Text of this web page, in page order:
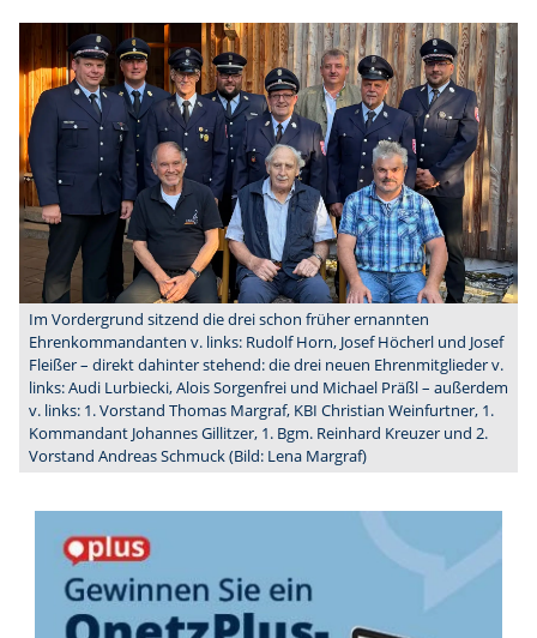
Im Vordergrund sitzend die drei schon früher ernannten
Ehrenkommandanten v. links: Rudolf Horn, Josef Höcherl und Josef
Fleißer – direkt dahinter stehend: die drei neuen Ehrenmitglieder v.
links: Audi Lurbiecki, Alois Sorgenfrei und Michael Präßl – außerdem
v. links: 1. Vorstand Thomas Margraf, KBI Christian Weinfurtner, 1.
Kommandant Johannes Gillitzer, 1. Bgm. Reinhard Kreuzer und 2.
Vorstand Andreas Schmuck (Bild: Lena Margraf)